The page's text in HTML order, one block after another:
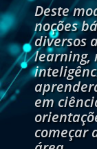
Deste
noções
diversos
learning,
em
começar